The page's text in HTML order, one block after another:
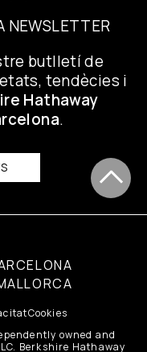
NEWSLETTER
butlletí de
tendècies i
Hathaway
.
Cookies
owned and
Berkshire Hathaway